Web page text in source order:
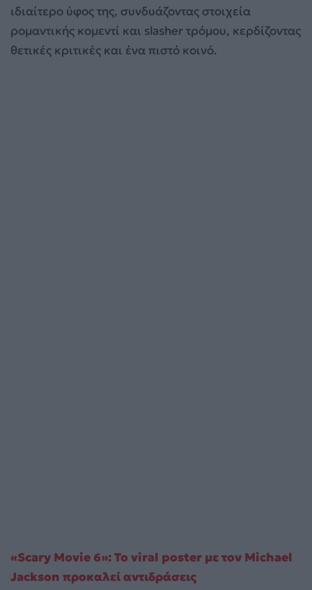
ιδιαίτερο ύφος της, συνδυάζοντας στοιχεία
ρομαντικής κομεντί και slasher τρόμου, κερδίζοντας
θετικές κριτικές και ένα πιστό κοινό.
«Scary Movie 6»: Το viral poster με τον Michael
Jackson προκαλεί αντιδράσεις